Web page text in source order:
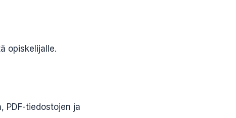
opiskelijalle.
PDF-tiedostojen ja